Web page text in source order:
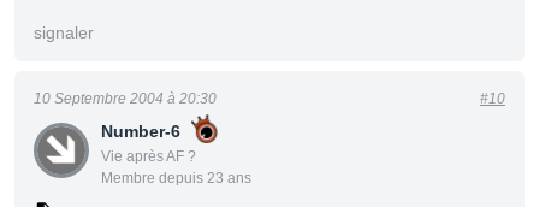
signaler
Number-6
Vie après AF ?
Membre depuis 23 ans
10 Septembre 2004 à 20:30 #10